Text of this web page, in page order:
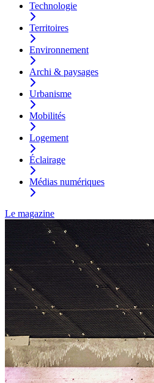
Technologie
Territoires
Environnement
Archi & paysages
Urbanisme
Mobilités
Logement
Éclairage
Médias numériques
Le magazine